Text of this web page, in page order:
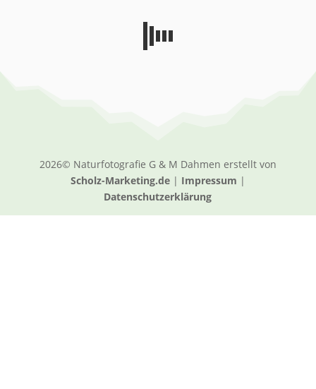
2026© Naturfotografie G & M Dahmen erstellt von
Scholz-Marketing.de| Impressum |
Datenschutzerklärung